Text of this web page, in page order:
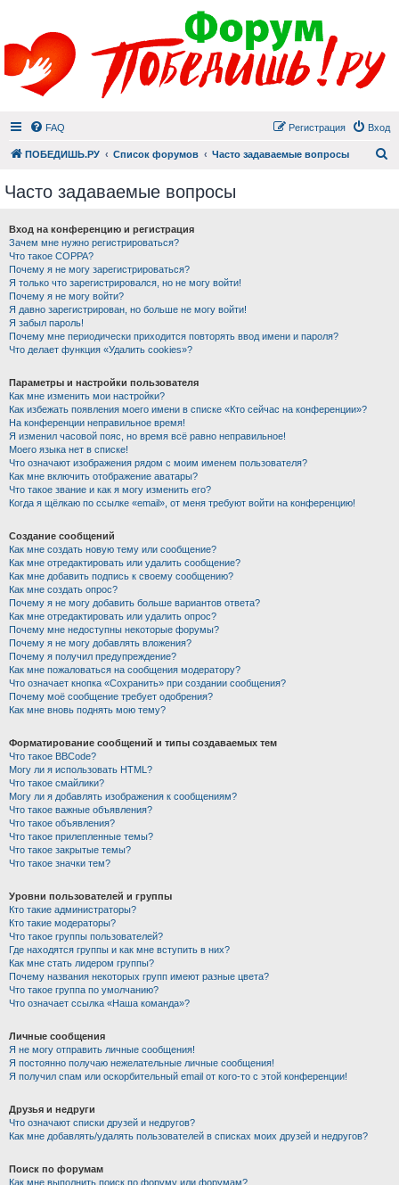
FAQ Вход
Регистрация
ПОБЕДИШЬ.РУ Список форумов Часто задаваемые вопросы
Часто задаваемые вопросы
Вход на конференцию и регистрация
Зачем мне нужно регистрироваться?
Что такое COPPA?
Почему я не могу зарегистрироваться?
Я только что зарегистрировался, но не могу войти!
Почему я не могу войти?
Я давно зарегистрирован, но больше не могу войти!
Я забыл пароль!
Почему мне периодически приходится повторять ввод имени и пароля?
Что делает функция «Удалить cookies»?
Параметры и настройки пользователя
Как мне изменить мои настройки?
Как избежать появления моего имени в списке «Кто сейчас на конференции»?
На конференции неправильное время!
Я изменил часовой пояс, но время всё равно неправильное!
Моего языка нет в списке!
Что означают изображения рядом с моим именем пользователя?
Как мне включить отображение аватары?
Что такое звание и как я могу изменить его?
Когда я щёлкаю по ссылке «email», от меня требуют войти на конференцию!
Создание сообщений
Как мне создать новую тему или сообщение?
Как мне отредактировать или удалить сообщение?
Как мне добавить подпись к своему сообщению?
Как мне создать опрос?
Почему я не могу добавить больше вариантов ответа?
Как мне отредактировать или удалить опрос?
Почему мне недоступны некоторые форумы?
Почему я не могу добавлять вложения?
Почему я получил предупреждение?
Как мне пожаловаться на сообщения модератору?
Что означает кнопка «Сохранить» при создании сообщения?
Почему моё сообщение требует одобрения?
Как мне вновь поднять мою тему?
Форматирование сообщений и типы создаваемых тем
Что такое BBCode?
Могу ли я использовать HTML?
Что такое смайлики?
Могу ли я добавлять изображения к сообщениям?
Что такое важные объявления?
Что такое объявления?
Что такое прилепленные темы?
Что такое закрытые темы?
Что такое значки тем?
Уровни пользователей и группы
Кто такие администраторы?
Кто такие модераторы?
Что такое группы пользователей?
Где находятся группы и как мне вступить в них?
Как мне стать лидером группы?
Почему названия некоторых групп имеют разные цвета?
Что такое группа по умолчанию?
Что означает ссылка «Наша команда»?
Личные сообщения
Я не могу отправить личные сообщения!
Я постоянно получаю нежелательные личные сообщения!
Я получил спам или оскорбительный email от кого-то с этой конференции!
Друзья и недруги
Что означают списки друзей и недругов?
Как мне добавлять/удалять пользователей в списках моих друзей и недругов?
Поиск по форумам
Как мне выполнить поиск по форуму или форумам?